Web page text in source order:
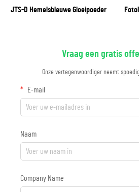
JTS-D Hemelsblauwe Gloeipoeder
Vraag een gratis
Onze vertegenwoordiger neemt
E-mail
Naam
Company Name